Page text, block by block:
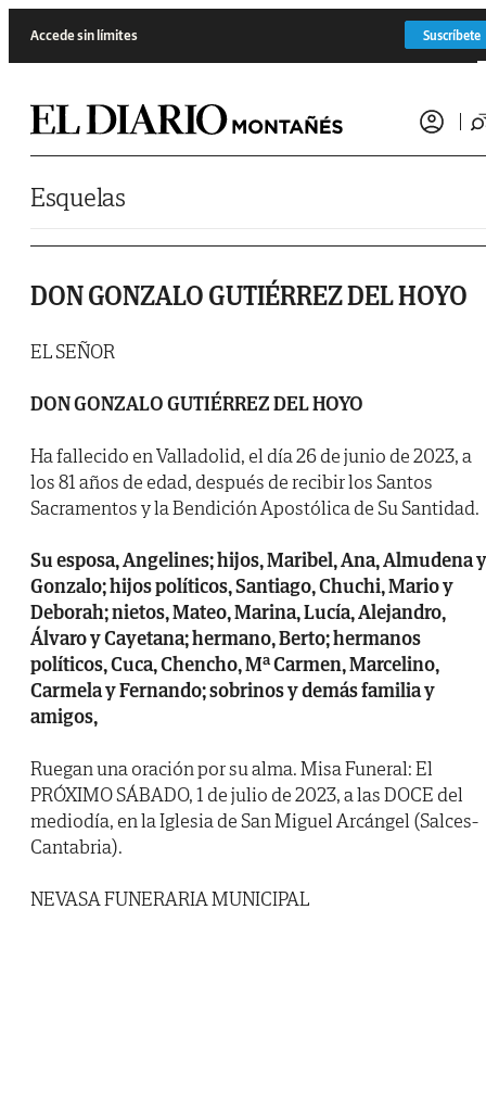
Accede sin límites Suscríbete
Esquelas
DON GONZALO GUTIÉRREZ DEL HOYO
EL SEÑOR
DON GONZALO GUTIÉRREZ DEL HOYO
Ha fallecido en Valladolid, el día 26 de junio de 2023, a
los 81 años de edad, después de recibir los Santos
Sacramentos y la Bendición Apostólica de Su Santidad.
Su esposa, Angelines; hijos, Maribel, Ana, Almudena y
Gonzalo; hijos políticos, Santiago, Chuchi, Mario y
Deborah; nietos, Mateo, Marina, Lucía, Alejandro,
Álvaro y Cayetana; hermano, Berto; hermanos
políticos, Cuca, Chencho, Mª Carmen, Marcelino,
Carmela y Fernando; sobrinos y demás familia y
amigos,
Ruegan una oración por su alma. Misa Funeral: El
PRÓXIMO SÁBADO, 1 de julio de 2023, a las DOCE del
mediodía, en la Iglesia de San Miguel Arcángel (Salces-
Cantabria).
NEVASA FUNERARIA MUNICIPAL